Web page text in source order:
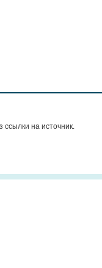
на источник.